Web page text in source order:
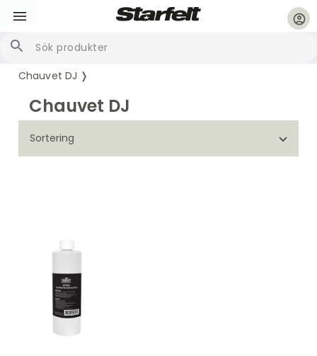
account_circle
Chauvet DJ ❭
Chauvet DJ
Sortering